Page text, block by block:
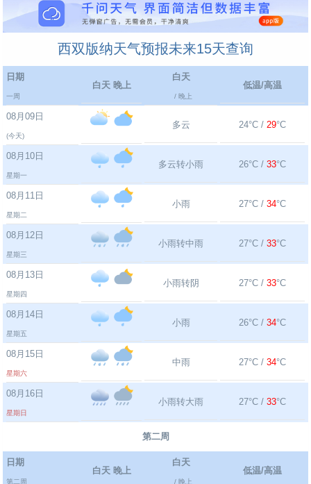
西双版纳天气预报未来15天查询
日期
一周
白天 晚上
白天
/ 晚上
低温/高温
08月09日
(今天)
多云 24°C / 29°C
08月10日
星期一
多云转小雨 26°C / 33°C
08月11日
星期二
小雨 27°C / 34°C
08月12日
星期三
小雨转中雨 27°C / 33°C
08月13日
星期四
小雨转阴 27°C / 33°C
08月14日
星期五
小雨 26°C / 34°C
08月15日
星期六
中雨 27°C / 34°C
08月16日
星期日
小雨转大雨 27°C / 33°C
第二周
日期
第二周
白天 晚上
白天
/ 晚上
低温/高温